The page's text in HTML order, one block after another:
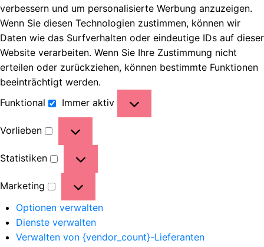
verbessern und um personalisierte Werbung anzuzeigen.
Wenn Sie diesen Technologien zustimmen, können wir
Daten wie das Surfverhalten oder eindeutige IDs auf dieser
Website verarbeiten. Wenn Sie Ihre Zustimmung nicht
erteilen oder zurückziehen, können bestimmte Funktionen
beeinträchtigt werden.
Funktional
Immer aktiv
Vorlieben
Statistiken
Marketing
Optionen verwalten
Dienste verwalten
Verwalten von {vendor_count}-Lieferanten